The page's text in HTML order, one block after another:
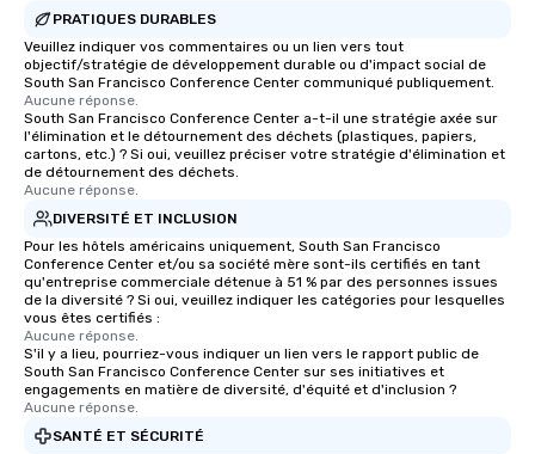
PRATIQUES DURABLES
Veuillez indiquer vos commentaires ou un lien vers tout
objectif/stratégie de développement durable ou d'impact social de
South San Francisco Conference Center communiqué publiquement.
Aucune réponse.
South San Francisco Conference Center a-t-il une stratégie axée sur
l'élimination et le détournement des déchets (plastiques, papiers,
cartons, etc.) ? Si oui, veuillez préciser votre stratégie d'élimination et
de détournement des déchets.
Aucune réponse.
DIVERSITÉ ET INCLUSION
Pour les hôtels américains uniquement, South San Francisco
Conference Center et/ou sa société mère sont-ils certifiés en tant
qu'entreprise commerciale détenue à 51 % par des personnes issues
de la diversité ? Si oui, veuillez indiquer les catégories pour lesquelles
vous êtes certifiés :
Aucune réponse.
S'il y a lieu, pourriez-vous indiquer un lien vers le rapport public de
South San Francisco Conference Center sur ses initiatives et
engagements en matière de diversité, d'équité et d'inclusion ?
Aucune réponse.
SANTÉ ET SÉCURITÉ